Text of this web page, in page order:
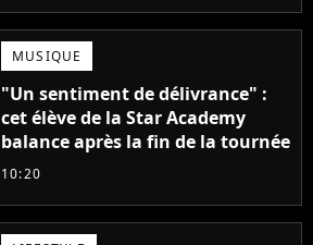
MUSIQUE
"Un sentiment de délivrance" :
cet élève de la Star Academy
balance après la fin de la tournée
10:20